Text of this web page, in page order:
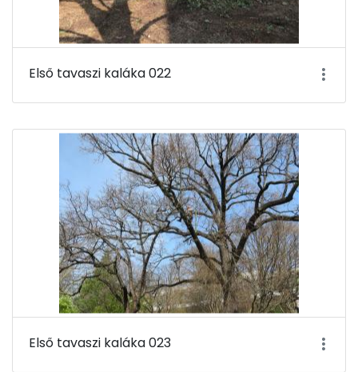
Első tavaszi kaláka 022
Első tavaszi kaláka 023